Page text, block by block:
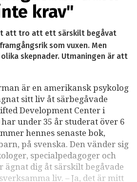
krav"
att tro att ett särskilt begåvat
som vuxen. Men
skepnader. Utmaningen är att
är en amerikansk psykolog
sitt liv åt särbegåvade
Development Center i
har under 35 år studerat över 6
hennes senaste bok,
på svenska. Den vänder sig
specialpedagoger och
dig åt särskilt begåvade
liv. – Ja, det är mitt